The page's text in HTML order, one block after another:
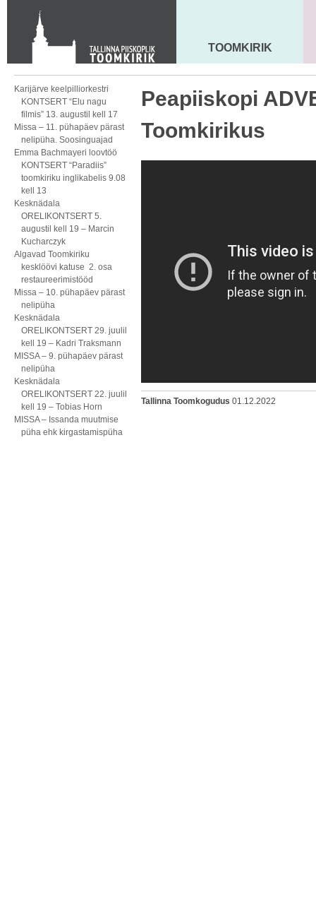
KONTAKT
Toom-Kooli 6, 10130 TALLINN
tallinna.toom@eelk.ee
MAARJA KIRIK
TOOMKIRIK
Karijärve keelpilliorkestri
KONTSERT “Elu nagu
filmis” 13. augustil kell 17
Missa – 11. pühapäev pärast
nelipüha. Soosinguajad
Emma Bachmayeri loovtöö
KONTSERT “Paradiis”
toomkiriku inglikabelis 9.08
kell 13
Kesknädala
ORELIKONTSERT 5.
augustil kell 19 – Marcin
Kucharczyk
Algavad Toomkiriku
kesklöövi katuse 2. osa
restaureerimistööd
Missa – 10. pühapäev pärast
nelipüha
Kesknädala
ORELIKONTSERT 29. juulil
kell 19 – Kadri Traksmann
MISSA – 9. pühapäev pärast
nelipüha
Kesknädala
ORELIKONTSERT 22. juulil
kell 19 – Tobias Horn
MISSA – Issanda muutmise
püha ehk kirgastamispüha
Peapiiskopi
Toomkirikus
Tallinna Toomkogudus 01.12.2022